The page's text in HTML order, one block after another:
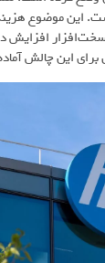
این موضوع
افزایش
این چالش